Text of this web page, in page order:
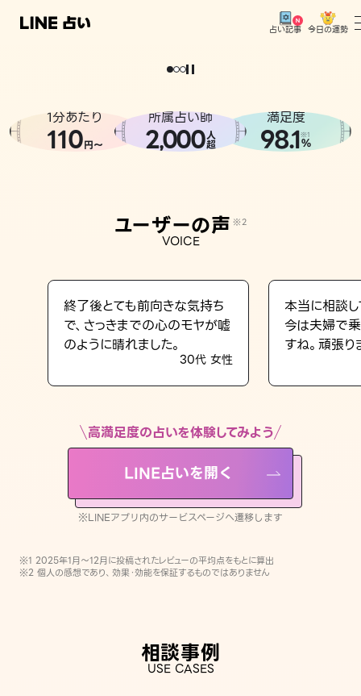
占い記事 今日の運勢
相談事例
LINE占いを開く
※LINEアプリ内のサービスページへ遷移します
どうせなら
。
1分あたり
110円〜
所属占い師
2,000人
超
満足度
98.1※1
%
ユーザーの声 ※2
VOICE
終了後とても前向きな気持ち
で、さっきまでの心のモヤが嘘
のように晴れました。
30代 女性
本当に相談し
今は夫婦で
すね。頑張り
高満足度の占いを体験してみよう
LINE占いを開く
※LINEアプリ内のサービスページへ遷移します
※1 2025年1月〜12月に投稿されたレビューの平均点をもとに算出
※2 個人の感想であり、効果・効能を保証するものではありません
相談事例
USE CASES